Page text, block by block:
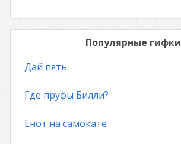
Популярные гифки
Дай пять
Где пруфы Билли?
Енот на самокате